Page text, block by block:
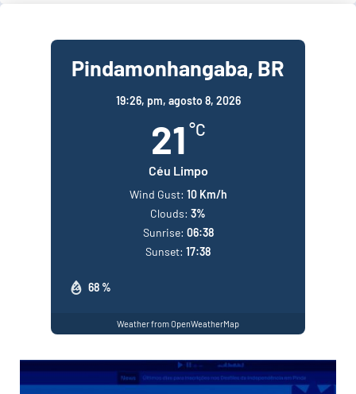
Pindamonhangaba, BR
19:26, pm, agosto 8, 2026
21 °C
Céu Limpo
68 %
Wind Gust: 10 Km/h
Clouds: 3%
Sunrise: 06:38
Sunset: 17:38
Weather from OpenWeatherMap